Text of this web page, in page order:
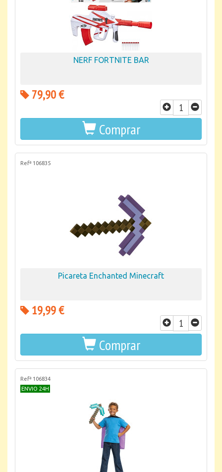
NERF FORTNITE BAR
79,90 €
Comprar
Refª 106835
Picareta Enchanted Minecraft
19,99 €
Comprar
Refª 106834
ENVIO 24H